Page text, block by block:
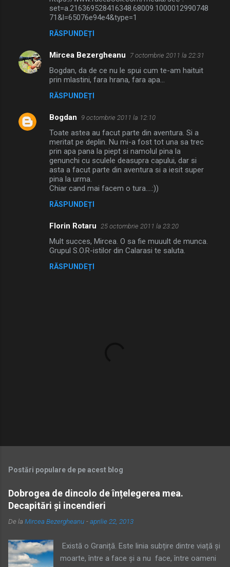
set=a.216369528416348.68009.1000012990748
71&l=65076e94e4&type=1
RĂSPUNDEȚI
Mircea Bezergheanu 7 octombrie 2011 la 22:31
Bogdan, da de ce nu le spui cum te-am haituit
prin mlastini, fara hrana, fara apa...
RĂSPUNDEȚI
Bogdan 9 octombrie 2011 la 12:10
Toate astea au facut parte din aventura. Si a
meritat pe deplin. Nu mi-a fost tot una sa trec
prin apa pana la piept si namolul pina la
genunchi cu sculele deasupra capului, dar si
asta a facut parte din aventura si a iesit super
pina la urma.
Chiar cand mai facem o tura....:))
RĂSPUNDEȚI
Florin Rotaru 25 octombrie 2011 la 23:20
Mult succes, Mircea. O sa fie muuult de munca.
Grupul S.O.R-istilor din Calarasi te saluta.
RĂSPUNDEȚI
m
t
e
ț
u
c
o
m
Postări populare de pe acest blog
Dobrogea de dincolo de înțelegerea mea.
Decapitări și incendieri
De la Mircea Bezergheanu -aprilie 22, 2013
Există o Graniță. Este linia subțire dintre viață și
moarte, între a face și a nu face, între oameni